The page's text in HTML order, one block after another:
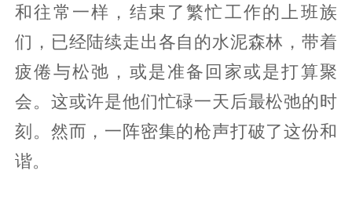
和往常一样，结束了繁忙工作的上班族
们，已经陆续走出各自的水泥森林，带着
疲倦与松弛，或是准备回家或是打算聚
会。这或许是他们忙碌一天后最松弛的时
刻。然而，一阵密集的枪声打破了这份和
谐。